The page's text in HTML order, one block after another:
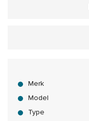
Merk
Model
Type